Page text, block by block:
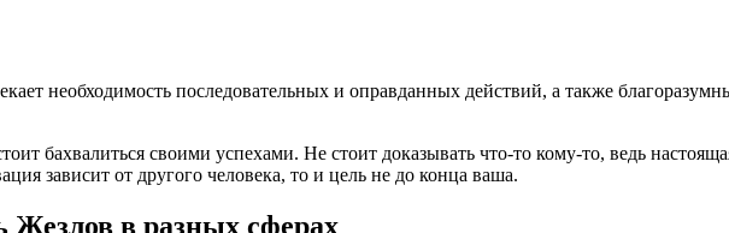
необходимость последовательных и оправданных действий, а также
бахвалиться своими успехами. Не стоит доказывать что-то кому-то, ведь
зависит от другого человека, то и цель не до конца ваша.
Жезлов в разных сферах